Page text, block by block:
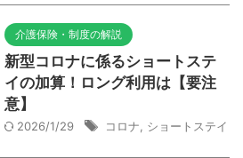
介護保険・制度の解説
新型コロナに係るショートステ
イの加算！ロング利用は【要注
意】
2026/1/29 コロナ ショートステイ